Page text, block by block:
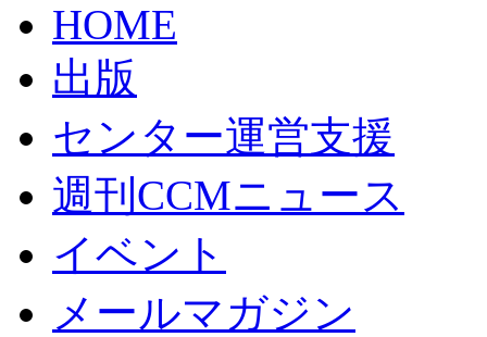
HOME
出版
センター運営支援
週刊CCMニュース
イベント
メールマガジン